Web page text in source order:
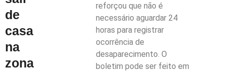
de
casa
na
zona
reforçou que não é
necessário aguardar 24
horas para registrar
ocorrência de
desaparecimento. O
boletim pode ser feito em